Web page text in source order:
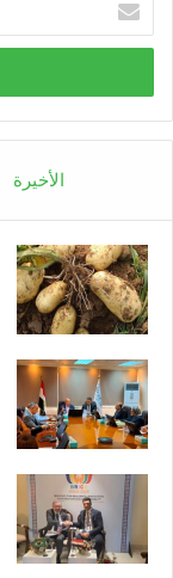
بريدك
الإلكتروني
الأخيرة